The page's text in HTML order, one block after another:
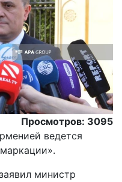
Просмотров: 3095
ведется
министр